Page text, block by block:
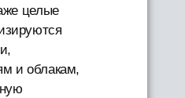
целые
и облакам,